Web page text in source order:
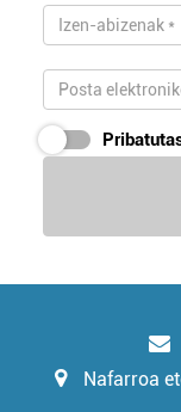
Nafarroa